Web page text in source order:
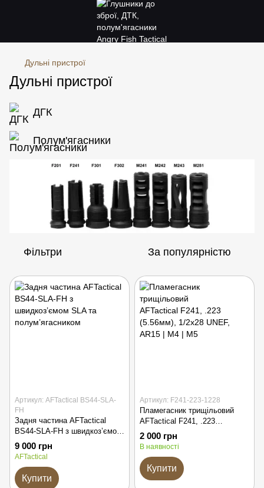
Дульні пристрої
Дульні пристрої
ДГК
Полум'ягасники
Фільтри За популярністю
Артикул: AFTactical BS44-SLA-
FH
Задня частина AFTactical
BS44-SLA-FH з швидкоз’ємом
SLA та полум’ягасником
9 000 грн
AFTactical
Купити
Артикул: F241-223-1228
Пламегасник трищільовий
AFTactical F241, .223
(5.56мм), 1/2x28 UNEF, AR15 |
M4 | M5
2 000 грн
В наявності
Купити